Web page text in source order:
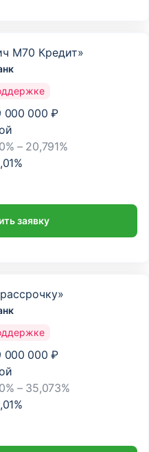
М70 Кредит»
000 000 ₽
– 20,791%
%
заявку
000 000 ₽
– 35,073%
%